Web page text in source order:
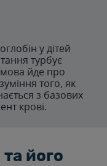
у дітей
турбує
мова йде про
того, як
з базових
крові.
його